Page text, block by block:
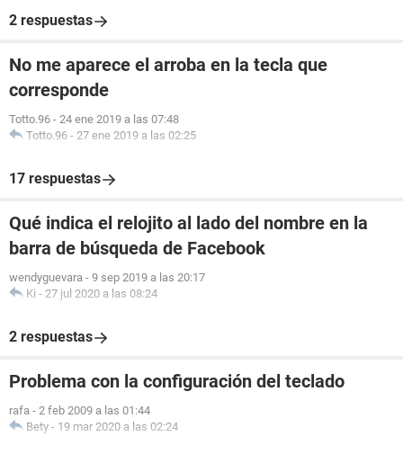
2 respuestas
No me aparece el arroba en la tecla que
corresponde
Totto.96 - 24 ene 2019 a las 07:48
Totto.96 - 27 ene 2019 a las 02:25
17 respuestas
Qué indica el relojito al lado del nombre en la
barra de búsqueda de Facebook
wendyguevara - 9 sep 2019 a las 20:17
Ki - 27 jul 2020 a las 08:24
2 respuestas
Problema con la configuración del teclado
rafa - 2 feb 2009 a las 01:44
Bety - 19 mar 2020 a las 02:24